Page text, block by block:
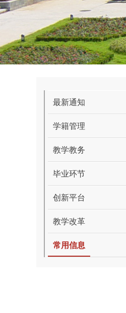
最新通知
学籍管理
教学教务
毕业环节
创新平台
教学改革
常用信息